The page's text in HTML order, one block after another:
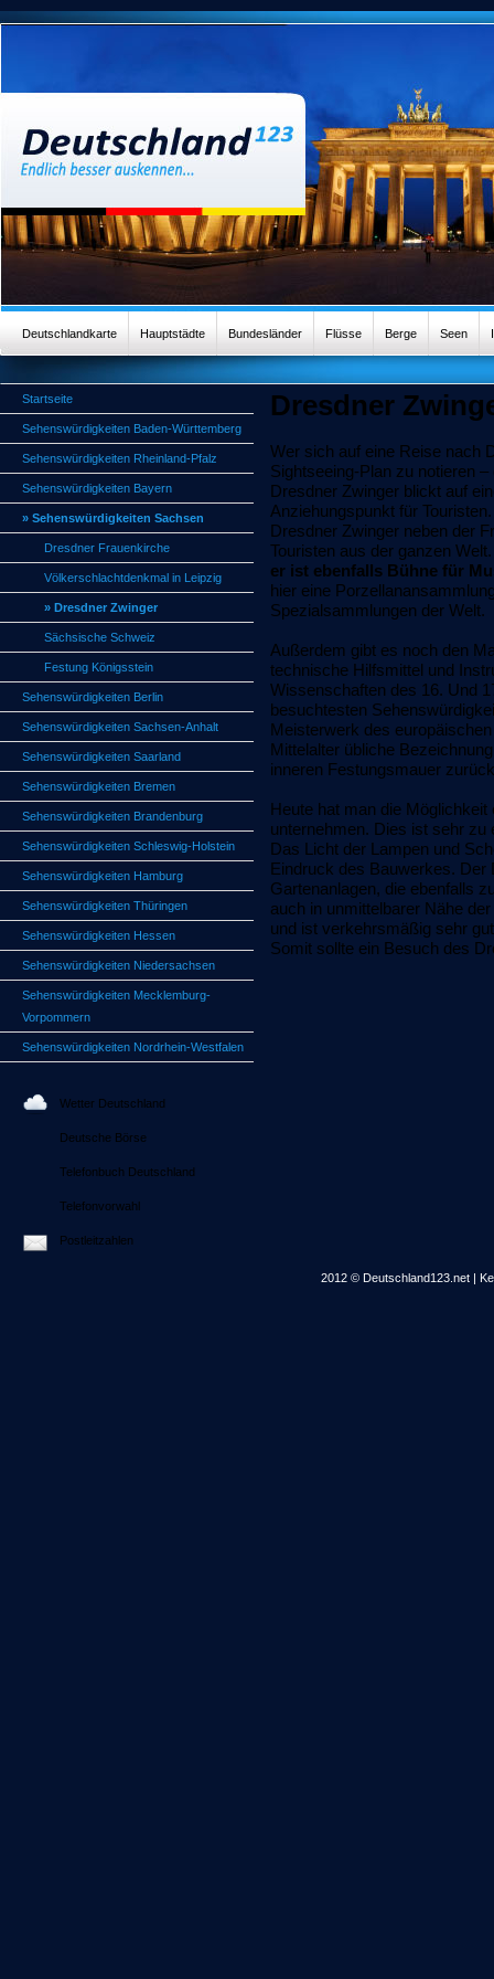
Deutschlandkarte Hauptstädte Bundesländer Flüsse Berge Seen
Startseite
Sehenswürdigkeiten Baden-Württemberg
Sehenswürdigkeiten Rheinland-Pfalz
Sehenswürdigkeiten Bayern
» Sehenswürdigkeiten Sachsen
Dresdner Frauenkirche
Völkerschlachtdenkmal in Leipzig
» Dresdner Zwinger
Sächsische Schweiz
Festung Königsstein
Sehenswürdigkeiten Berlin
Sehenswürdigkeiten Sachsen-Anhalt
Sehenswürdigkeiten Saarland
Sehenswürdigkeiten Bremen
Sehenswürdigkeiten Brandenburg
Sehenswürdigkeiten Schleswig-Holstein
Sehenswürdigkeiten Hamburg
Sehenswürdigkeiten Thüringen
Sehenswürdigkeiten Hessen
Sehenswürdigkeiten Niedersachsen
Sehenswürdigkeiten Mecklemburg-
Vorpommern
Sehenswürdigkeiten Nordrhein-Westfalen
Wetter Deutschland
Deutsche Börse
Telefonbuch Deutschland
Telefonvorwahl
Postleitzahlen
Dresdner
Wer sich auf eine Reise nach
Sightseeing-Plan zu notieren
Dresdner Zwinger blickt auf
Anziehungspunkt für
Dresdner Zwinger neben der
Touristen aus der ganzen
er ist ebenfalls Bühne für
hier eine
Spezialsammlungen der Welt.
Außerdem gibt es noch den
technische Hilfsmittel und
Wissenschaften des 16. Und
besuchtesten
Meisterwerk des
Mittelalter übliche
inneren Festungsmauer
Heute hat man die
unternehmen. Dies ist sehr zu
Das Licht der Lampen und
Eindruck des Bauwerkes. Der
Gartenanlagen, die ebenfalls
auch in unmittelbarer Nähe
und ist verkehrsmäßig sehr
Somit sollte ein Besuch des
2012 © Deutschland123.net |